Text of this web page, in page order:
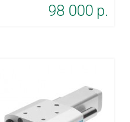
98 000 p.